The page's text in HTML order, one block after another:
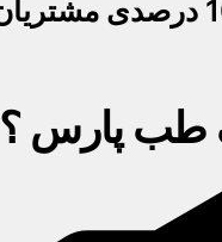
طب پارس ؟